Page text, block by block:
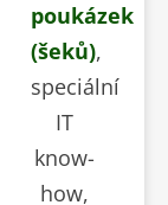
poukázek
(šeků),
speciální
IT
know-
how,